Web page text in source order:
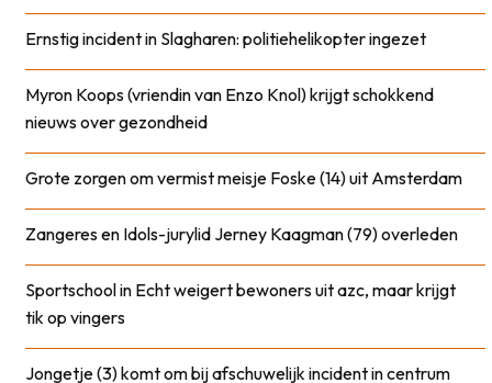
Ernstig incident in Slagharen: politiehelikopter ingezet
Myron Koops (vriendin van Enzo Knol) krijgt schokkend
nieuws over gezondheid
Grote zorgen om vermist meisje Foske (14) uit Amsterdam
Zangeres en Idols-jurylid Jerney Kaagman (79) overleden
Sportschool in Echt weigert bewoners uit azc, maar krijgt
tik op vingers
Jongetje (3) komt om bij afschuwelijk incident in centrum